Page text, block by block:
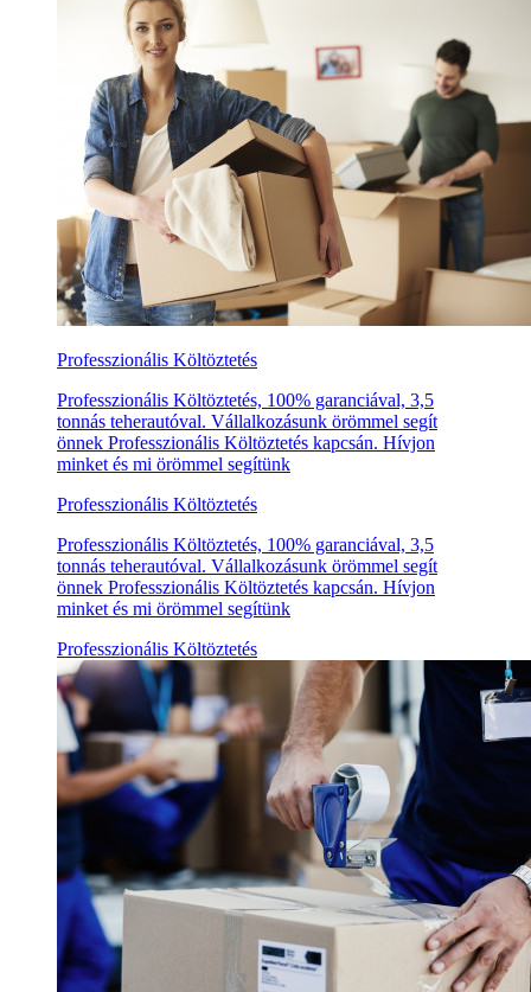
Professzionális Költöztetés
Professzionális Költöztetés, 100% garanciával, 3,5
tonnás teherautóval. Vállalkozásunk örömmel segít
önnek Professzionális Költöztetés kapcsán. Hívjon
minket és mi örömmel segítünk
Professzionális Költöztetés
Professzionális Költöztetés, 100% garanciával, 3,5
tonnás teherautóval. Vállalkozásunk örömmel segít
önnek Professzionális Költöztetés kapcsán. Hívjon
minket és mi örömmel segítünk
Professzionális Költöztetés